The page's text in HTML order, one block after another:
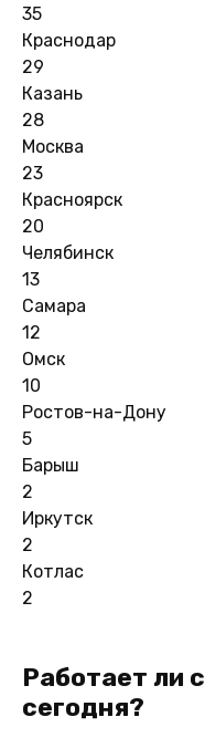
35
Краснодар
29
Казань
28
Москва
23
Красноярск
20
Челябинск
13
Самара
12
Омск
10
Ростов-на-Дону
5
Барыш
2
Иркутск
2
Котлас
2
Работает ли
сегодня?